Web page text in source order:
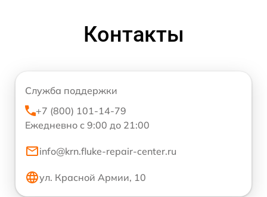
Контакты
Служба поддержки
+7 (800) 101-14-79
Ежедневно с 9:00 до 21:00
info@krn.fluke-repair-center.ru
ул. Красной Армии, 10